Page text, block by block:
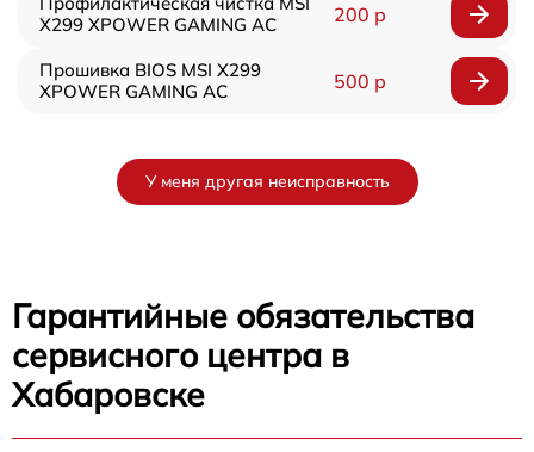
X299 XPOWER GAMING AC
200 р
Прошивка BIOS MSI X299
XPOWER GAMING AC
500 р
У меня другая неисправность
Гарантийные обязательства
сервисного центра в
Хабаровске